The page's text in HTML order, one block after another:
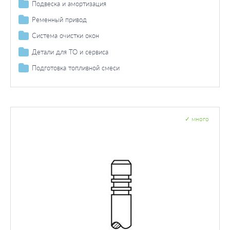
много
Датчик положения коленвала
Контрольные приборы
Датчики / переключатели
Датчики
Подвеска и амортизация
Амортизаторы
Ременный привод
Поликлиновой ремень / комплект
Поликлиновый ремень
Система очистки окон
Щетки стеклоочистителя
Детали для ТО и сервиса
Интервал регулировки
Подготовка топливной смеси